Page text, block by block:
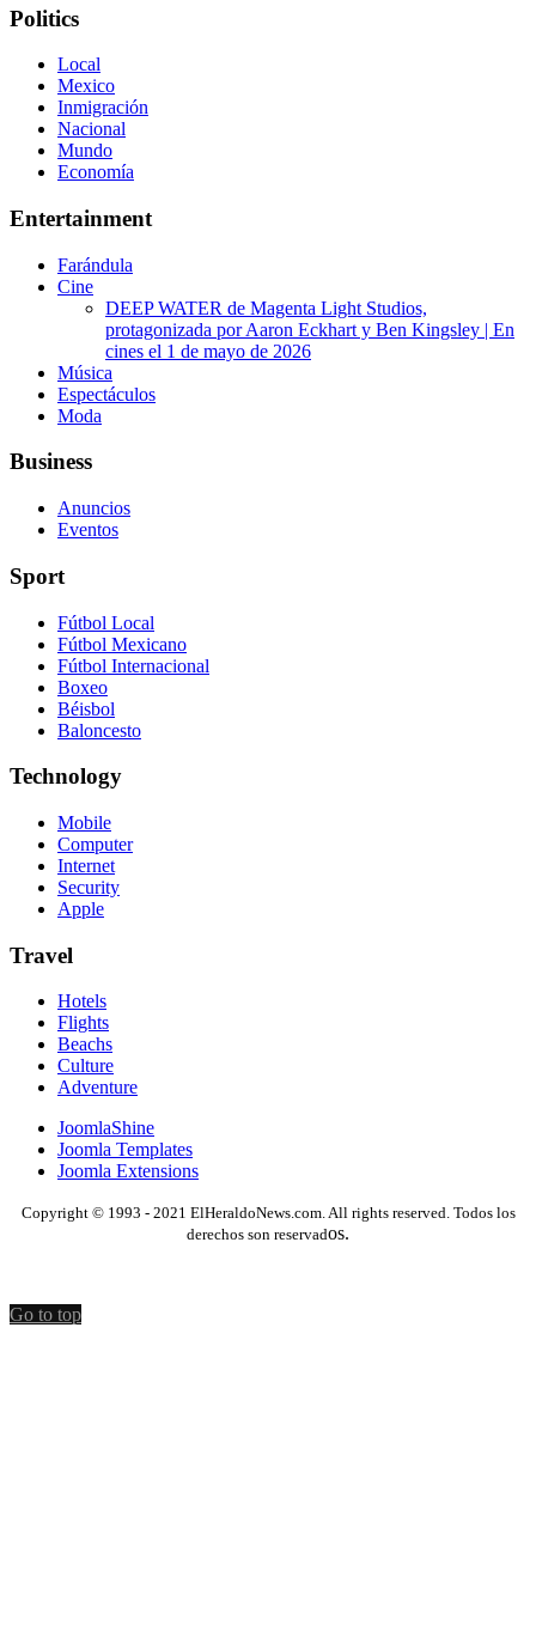
Politics
Local
Mexico
Inmigración
Nacional
Mundo
Economía
Entertainment
Farándula
Cine
DEEP WATER de Magenta Light Studios,
protagonizada por Aaron Eckhart y Ben Kingsley | En
cines el 1 de mayo de 2026
Música
Espectáculos
Moda
Business
Anuncios
Eventos
Sport
Fútbol Local
Fútbol Mexicano
Fútbol Internacional
Boxeo
Béisbol
Baloncesto
Technology
Mobile
Computer
Internet
Security
Apple
Travel
Hotels
Flights
Beachs
Culture
Adventure
JoomlaShine
Joomla Templates
Joomla Extensions
Copyright © 1993 - 2021 ElHeraldoNews.com. All rights reserved. Todos los
derechos son reservados.
Go to top